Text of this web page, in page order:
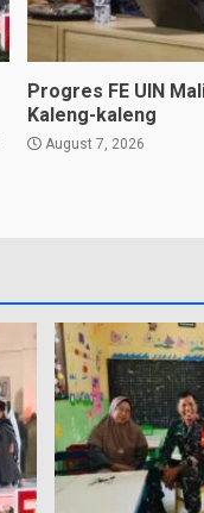
Progres FE UIN
Kaleng-kaleng
August 7, 2026